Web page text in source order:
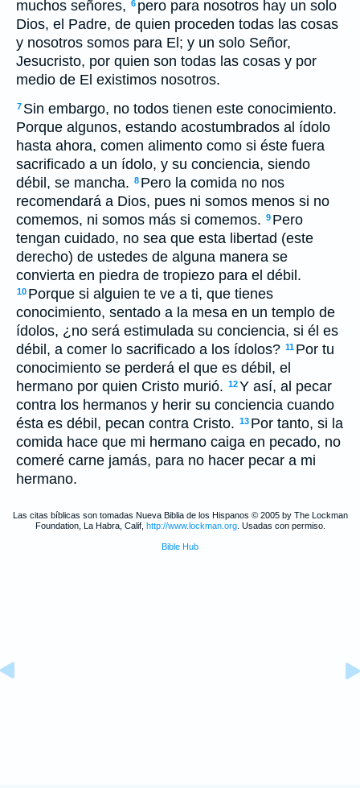
muchos señores, 6 pero para nosotros hay un solo
Dios, el Padre, de quien proceden todas las cosas
y nosotros somos para El; y un solo Señor,
Jesucristo, por quien son todas las cosas y por
medio de El existimos nosotros.
7 Sin embargo, no todos tienen este conocimiento.
Porque algunos, estando acostumbrados al ídolo
hasta ahora, comen alimento como si éste fuera
sacrificado a un ídolo, y su conciencia, siendo
débil, se mancha. 8 Pero la comida no nos
recomendará a Dios, pues ni somos menos si no
comemos, ni somos más si comemos. 9 Pero
tengan cuidado, no sea que esta libertad (este
derecho) de ustedes de alguna manera se
convierta en piedra de tropiezo para el débil.
10 Porque si alguien te ve a ti, que tienes
conocimiento, sentado a la mesa en un templo de
ídolos, ¿no será estimulada su conciencia, si él es
débil, a comer lo sacrificado a los ídolos? 11 Por tu
conocimiento se perderá el que es débil, el
hermano por quien Cristo murió. 12Y así, al pecar
contra los hermanos y herir su conciencia cuando
ésta es débil, pecan contra Cristo. 13 Por tanto, si la
comida hace que mi hermano caiga en pecado, no
comeré carne jamás, para no hacer pecar a mi
hermano.
Las citas bíblicas son tomadas Nueva Biblia de los Hispanos © 2005 by The Lockman
Foundation, La Habra, Calif, http://www.lockman.org. Usadas con permiso.
Bible Hub